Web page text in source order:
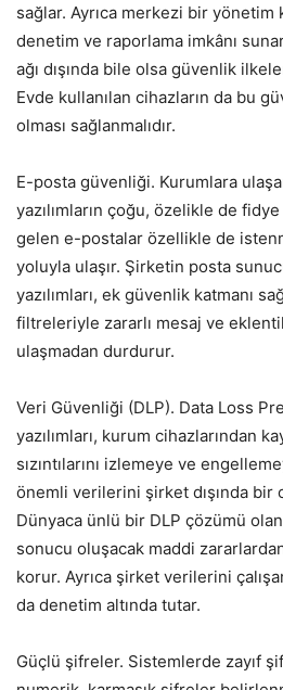
sağlar. Ayrıca merkezi bir
denetim ve raporlama imkânı
ağı dışında bile olsa güvenlik
Evde kullanılan cihazların da bu
olması sağlanmalıdır.
E-posta güvenliği. Kurumlara
yazılımların çoğu, özelikle de fidye
gelen e-postalar özellikle de
yoluyla ulaşır. Şirketin posta
yazılımları, ek güvenlik katmanı
filtreleriyle zararlı mesaj ve
ulaşmadan durdurur.
Veri Güvenliği (DLP). Data Loss
yazılımları, kurum cihazlarından
sızıntılarını izlemeye ve
önemli verilerini şirket dışında bir
Dünyaca ünlü bir DLP çözümü olan
sonucu oluşacak maddi
korur. Ayrıca şirket verilerini
da denetim altında tutar.
Güçlü şifreler. Sistemlerde zayıf